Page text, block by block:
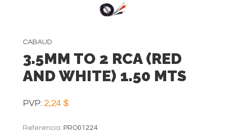
CABAUD
3.5MM TO 2 RCA (RED
AND WHITE) 1.50 MTS
PVP: 2,24 $
Referencia: PRO01224